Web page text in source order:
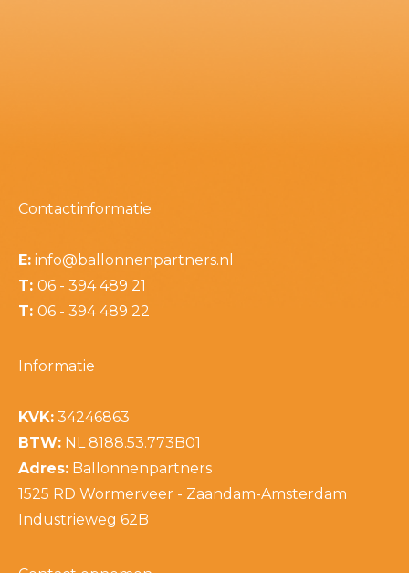
Contactinformatie
E: info@ballonnenpartners.nl
T: 06 - 394 489 21
T: 06 - 394 489 22
Informatie
KVK: 34246863
BTW: NL 8188.53.773B01
Adres: Ballonnenpartners
1525 RD Wormerveer - Zaandam-Amsterdam
Industrieweg 62B